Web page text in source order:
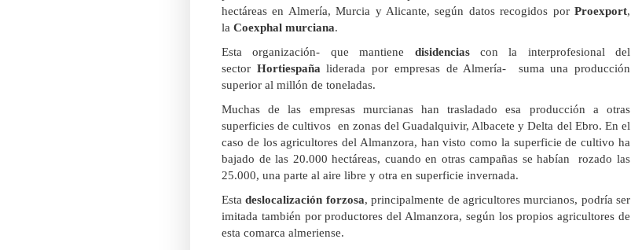
hectáreas en Almería, Murcia y Alicante, según datos recogidos por Proexport,
la Coexphal murciana.
Esta organización- que mantiene disidenciascon la interprofesional del
sector Hortiespañaliderada por empresas de Almería- suma una producción
superior al millón de toneladas.
Muchas de las empresas murcianas han trasladado esa producción a otras
superficies de cultivos en zonas del Guadalquivir, Albacete y Delta del Ebro. En el
caso de los agricultores del Almanzora, han visto como la superficie de cultivo ha
bajado de las 20.000 hectáreas, cuando en otras campañas se habían rozado las
25.000, una parte al aire libre y otra en superficie invernada.
Estadeslocalización forzosa, principalmente de agricultores murcianos, podría ser
imitada también por productores del Almanzora, según los propios agricultores de
esta comarca almeriense.